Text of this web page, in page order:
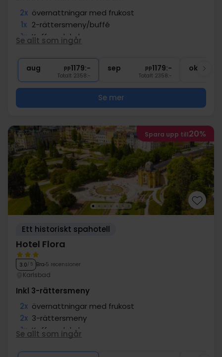
2x övernattningar med frukost
1x 2-rättersmeny/buffé
1x Kaffe och kaka
10% rabatt i outlet shoppingcenter
1x 1 välkomstdrink
Se allt som ingår
aug pp1179:-
Totalt 2358:-
sep pp1179:-
Totalt 2358:-
okt
Se mer
Spara upp till20%
Ett historiskt spahotell
Hotel Flora
3.0/ 5 Bra 5 recensioner
Karlsbad
Inkl 3-rättersmeny
2x övernattningar med frukost
2x 3-rättersmeny
1x Kaffe och kaka
1 glas vin/öl/vatten
∞ Fri tillgång till pooler
Se allt som ingår